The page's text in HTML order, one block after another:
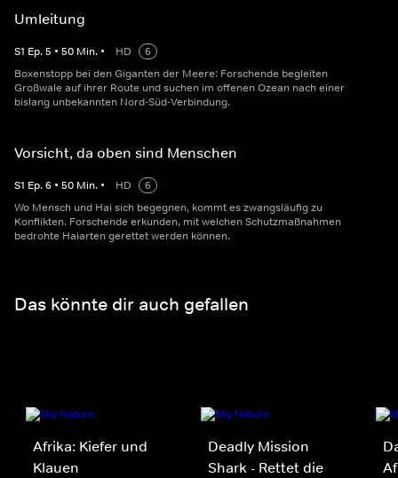
Umleitung
S1 Ep.5 • 50 Min. • HD
6
Boxenstopp bei den Giganten der Meere: Forschende begleiten
Großwale auf ihrer Route und suchen im offenen Ozean nach einer
bislang unbekannten Nord-Süd-Verbindung.
Vorsicht, da oben sind Menschen
S1 Ep.6 • 50 Min. • HD
6
Wo Mensch und Hai sich begegnen, kommt es zwangsläufig zu
Konflikten. Forschende erkunden, mit welchen Schutzmaßnahmen
bedrohte Haiarten gerettet werden können.
Das könnte dir auch gefallen
Afrika: Kiefer und
Klauen
Deadly Mission
Shark - Rettet die